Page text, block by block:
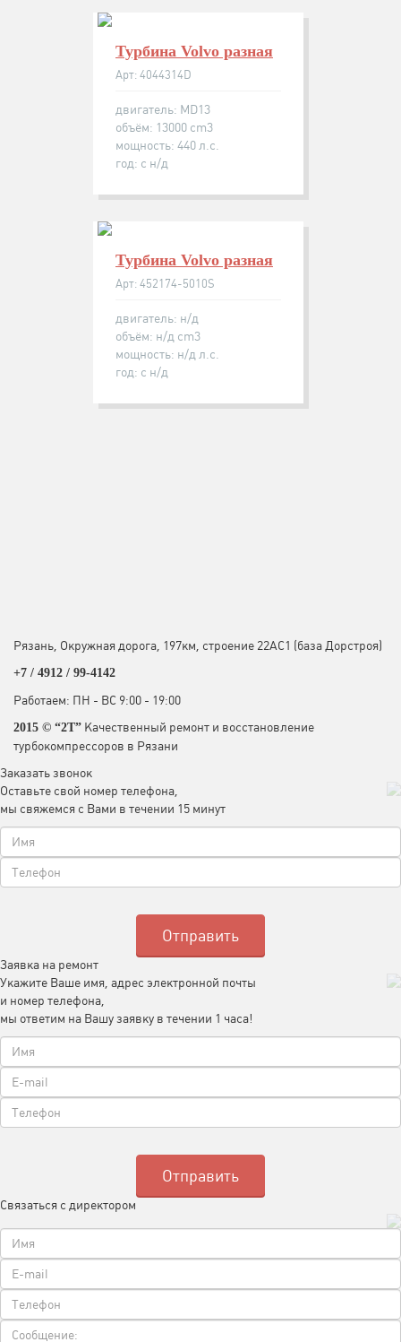
Турбина Volvo разная
Арт: 4044314D
двигатель: MD13
объём: 13000 cm3
мощность: 440 л.с.
год: с н/д
Турбина Volvo разная
Арт: 452174-5010S
двигатель: н/д
объём: н/д cm3
мощность: н/д л.с.
год: с н/д
Рязань, Окружная дорога, 197км, строение 22АC1 (база Дорстроя)
+7 / 4912 / 99-4142
Работаем: ПН - ВС 9:00 - 19:00
2015 © “2T” Качественный ремонт и восстановление
турбокомпрессоров в Рязани
Заказать звонок
Оставьте свой номер телефона,
мы свяжемся с Вами в течении 15 минут
Заявка на ремонт
Укажите Ваше имя, адрес электронной почты
и номер телефона,
мы ответим на Вашу заявку в течении 1 часа!
Связаться с директором